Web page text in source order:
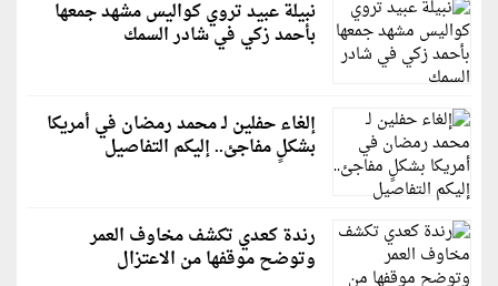
نبيلة عبيد تروي كواليس مشهد جمعها
بأحمد زكي في شادر السمك
إلغاء حفلين لـ محمد رمضان في أمريكا
بشكلٍ مفاجئ.. إليكم التفاصيل
رندة كعدي تكشف مخاوف العمر
وتوضح موقفها من الاعتزال